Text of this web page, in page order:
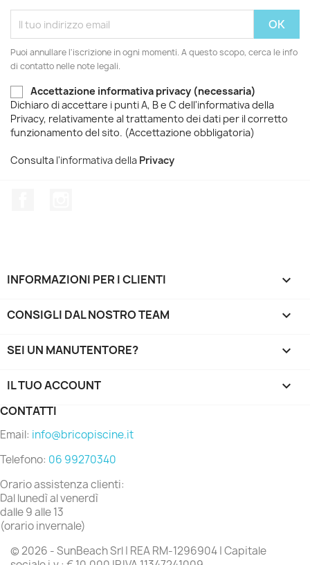
Puoi annullare l'iscrizione in ogni momenti. A questo scopo, cerca le info
di contatto nelle note legali.
Accettazione informativa privacy (necessaria)
Dichiaro di accettare i punti A, B e C dell'informativa della
Privacy, relativamente al trattamento dei dati per il corretto
funzionamento del sito. (Accettazione obbligatoria)
Consulta l'informativa della Privacy
INFORMAZIONI PER I CLIENTI 
CONSIGLI DAL NOSTRO TEAM 
SEI UN MANUTENTORE? 
IL TUO ACCOUNT 
CONTATTI
Email: info@bricopiscine.it
Telefono: 06 99270340
Orario assistenza clienti:
Dal lunedì al venerdì
dalle 9 alle 13
(orario invernale)
© 2026 - SunBeach Srl | REA RM-1296904 | Capitale